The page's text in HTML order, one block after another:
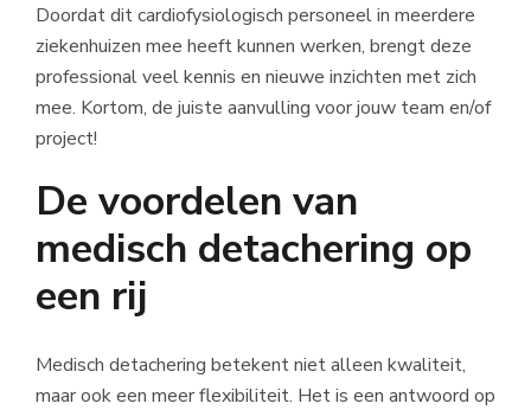
Doordat dit cardiofysiologisch personeel in meerdere
ziekenhuizen mee heeft kunnen werken, brengt deze
professional veel kennis en nieuwe inzichten met zich
mee. Kortom, de juiste aanvulling voor jouw team en/of
project!
De voordelen van
medisch detachering op
een rij
Medisch detachering betekent niet alleen kwaliteit,
maar ook een meer flexibiliteit. Het is een antwoord op